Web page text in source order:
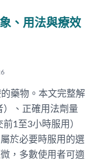
、用法與療效
藥物。本文完整解
、正確用法劑量
1至3小時服用）
於必要時服用的選
，多數使用者可適